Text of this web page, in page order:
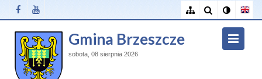
Gmina Brzeszcze
sobota, 08 sierpnia 2026